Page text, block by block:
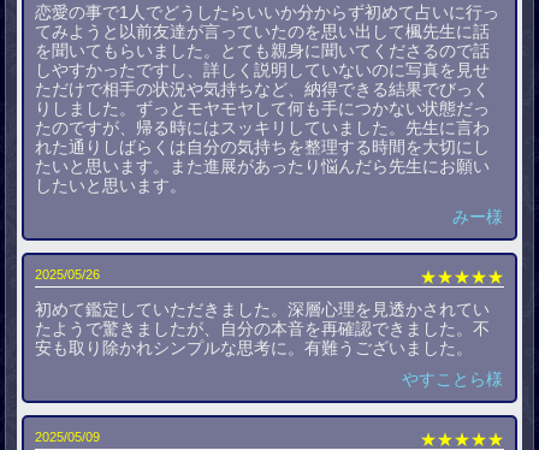
恋愛の事で1人でどうしたらいいか分からず初めて占いに行っ
てみようと以前友達が言っていたのを思い出して楓先生に話
を聞いてもらいました。とても親身に聞いてくださるので話
しやすかったですし、詳しく説明していないのに写真を見せ
ただけで相手の状況や気持ちなど、納得できる結果でびっく
りしました。ずっとモヤモヤして何も手につかない状態だっ
たのですが、帰る時にはスッキリしていました。先生に言わ
れた通りしばらくは自分の気持ちを整理する時間を大切にし
たいと思います。また進展があったり悩んだら先生にお願い
したいと思います。
みー様
2025/05/26
★★★★★
初めて鑑定していただきました。深層心理を見透かされてい
たようで驚きましたが、自分の本音を再確認できました。不
安も取り除かれシンプルな思考に。有難うございました。
やすことら様
2025/05/09
★★★★★